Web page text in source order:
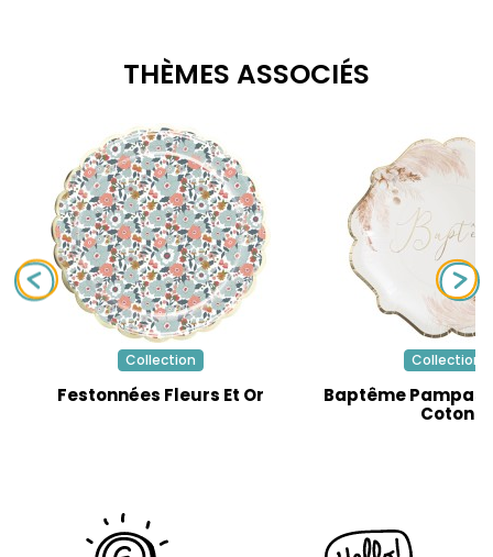
THÈMES ASSOCIÉS
Collection
Festonnées Fleurs Et Or
Collection
Baptême Pampas
Coton